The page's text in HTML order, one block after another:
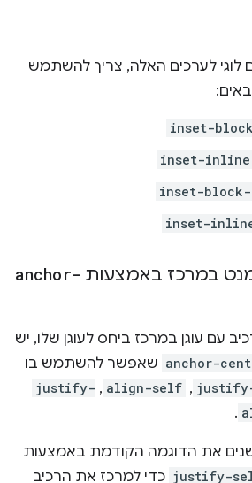
לערכים האלה, צריך להשתמש
inset-
inset-
inset-block-
inset-
במרכז באמצעות anchor-
עם עוגן במרכז ביחס לעוגן שלו, יש
anchor- שאפשר להשתמש בו
,‏
align-self
,‏
justify-
.
את הדוגמה הקודמת באמצעות
justify- כדי למרכז את הרכיב